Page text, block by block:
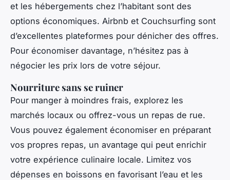
et les hébergements chez l’habitant sont des
options économiques. Airbnb et Couchsurfing sont
d’excellentes plateformes pour dénicher des offres.
Pour économiser davantage, n’hésitez pas à
négocier les prix lors de votre séjour.
Nourriture sans se ruiner
Pour manger à moindres frais, explorez les
marchés locaux ou offrez-vous un repas de rue.
Vous pouvez également économiser en préparant
vos propres repas, un avantage qui peut enrichir
votre expérience culinaire locale. Limitez vos
dépenses en boissons en favorisant l’eau et les